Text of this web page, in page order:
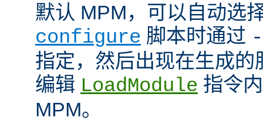
默认 MPM，可以自动选
configure 脚本时通过
指定，然后出现在生成
编辑 LoadModule 指令
MPM。